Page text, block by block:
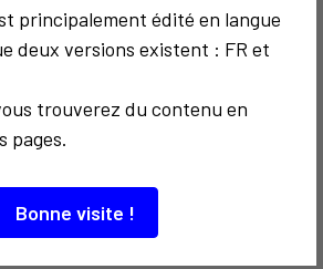
principalement édité en langue
deux versions existent : FR et
trouverez du contenu en
pages.
Bonne visite !
à